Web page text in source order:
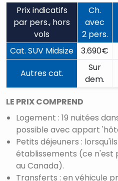
Prix indicatifs
par pers., hors
vols
Ch.
avec
2 pers.
Cat. SUV Midsize
3.690€
Autres cat.
Sur
dem.
LE PRIX COMPREND
Logement : 19 nuitées
possible avec appart
Petits déjeuners :
établissements (ce n'est
au Canada).
Transferts : en véhicule